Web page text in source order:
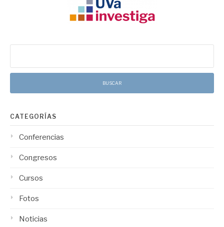
CATEGORÍAS
Conferencias
Congresos
Cursos
Fotos
Noticias